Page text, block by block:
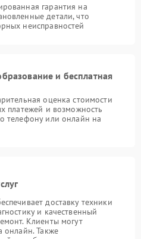
гарантия на
детали, что
неисправностей
и бесплатная
оценка стоимости
платежей и возможность
телефону или онлайн на
доставку техники
и качественный
Клиенты могут
онлайн. Также